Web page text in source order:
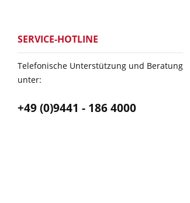
SERVICE-HOTLINE
Telefonische Unterstützung und Beratung
unter:
+49 (0)9441 - 186 4000